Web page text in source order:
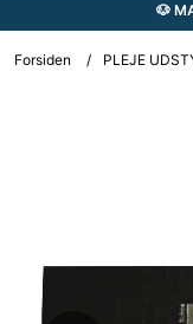
🐶
Forsiden / PLEJE